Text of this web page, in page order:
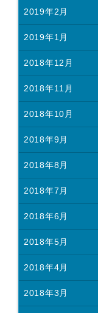
2019年2月
2019年1月
2018年12月
2018年11月
2018年10月
2018年9月
2018年8月
2018年7月
2018年6月
2018年5月
2018年4月
2018年3月